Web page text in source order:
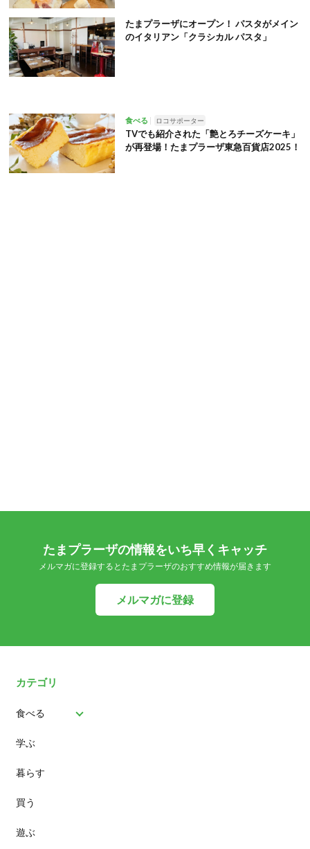
たまプラーザにオープン！ パスタがメイン
のイタリアン「クラシカル パスタ」
食べる ロコサポーター
TVでも紹介された「艶とろチーズケーキ」
が再登場！たまプラーザ東急百貨店2025！
たまプラーザの情報をいち早くキャッチ
メルマガに登録するとたまプラーザのおすすめ情報が届きます
メルマガに登録
カテゴリ
食べる
パン
スイーツ
ランチ
カフェ
学ぶ
暮らす
買う
遊ぶ